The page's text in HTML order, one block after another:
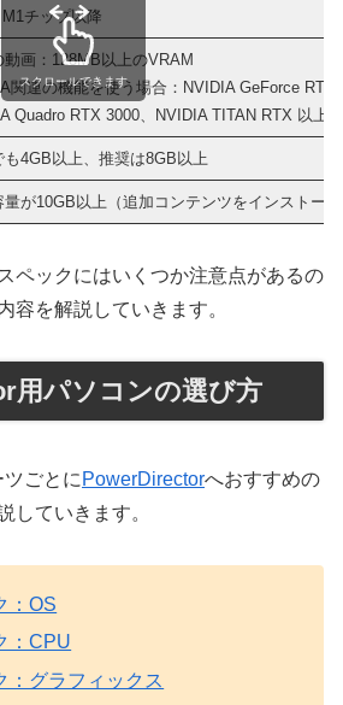
チップ以降
動画：128MB以上のVRAM
関連の機能を使う場合：NVIDIA GeForce RTX
Quadro RTX 3000、NVIDIA TITAN RTX 以上
も4GB以上、推奨は8GB以上
量が10GB以上（追加コンテンツをインストー
スクロールできます
ペックにはいくつか注意点があるの
容を解説していきます。
用パソコンの選び方
ごとに PowerDirectorへおすすめの
していきます。
：OS
：CPU
：グラフィックス